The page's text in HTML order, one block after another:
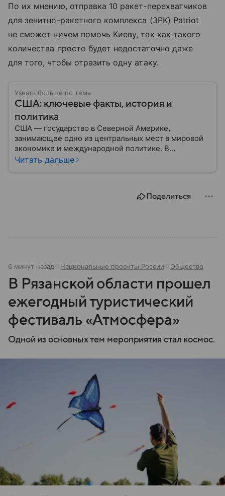
По их мнению, отправка 10 ракет-перехватчиков
для зенитно-ракетного комплекса (ЗРК) Patriot
не сможет ничем помочь Киеву, так как такого
количества просто будет недостаточно даже
для того, чтобы отразить одну атаку.
Узнать больше по теме
США: ключевые факты, история и
политика
США — государство в Северной Америке,
занимающее одно из центральных мест в мировой
экономике и международной политике. В
материале — основные сведения об этой стране.
Читать дальше
Поделиться
6 минут назад Национальные проекты России Общество
В Рязанской области прошел
ежегодный туристический
фестиваль «Атмосфера»
Одной из основных тем мероприятия стал космос.